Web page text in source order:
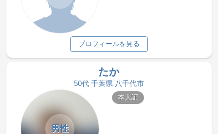
プロフィールを見る
たか
50代 千葉県 八千代市
男性
本人証